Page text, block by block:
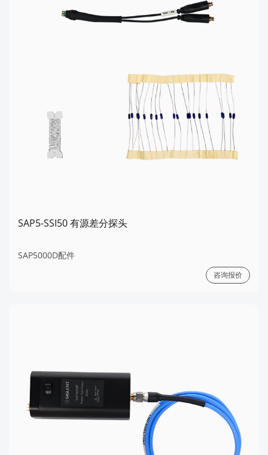
SAP5-SSI50 有源差分探头
SAP5000D配件
咨询报价